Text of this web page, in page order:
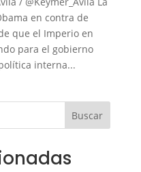
en contra de
que el Imperio en
para el gobierno
interna...
Buscar